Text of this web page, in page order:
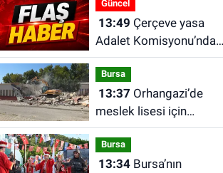
Güncel
13:49
Adalet Komisyonu’ndan
geçti: İşte
düzenlemenin detayları
Bursa
13:37
meslek lisesi için
dönüşüm başladı: Eski
atölye ve sınıflar
yıkılıyor
Bursa
13:34Bursa’nın